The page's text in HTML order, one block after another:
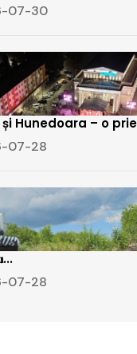
07-30
Hunedoara – o
07-28
07-28